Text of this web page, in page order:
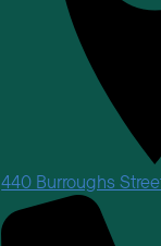
440 Burroughs